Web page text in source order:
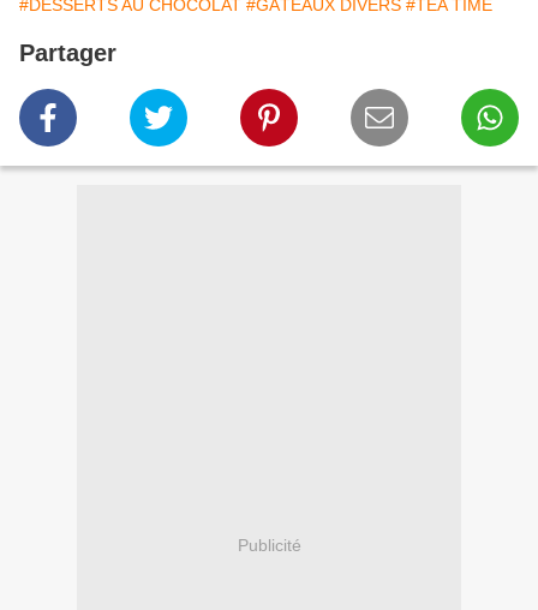
#DESSERTS AU CHOCOLAT #GÂTEAUX DIVERS #TEA TIME
Partager
Publicité